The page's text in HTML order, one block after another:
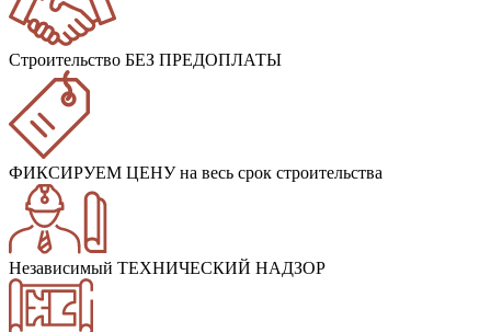
Строительство БЕЗ ПРЕДОПЛАТЫ
ФИКСИРУЕМ ЦЕНУна весь срок строительства
Независимый ТЕХНИЧЕСКИЙ НАДЗОР